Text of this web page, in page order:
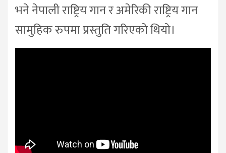
भने नेपाली राष्ट्रिय गान र अमेरिकी राष्ट्रिय गान
सामुहिक रुपमा प्रस्तुति गरिएको थियो।